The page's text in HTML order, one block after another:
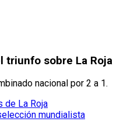
triunfo sobre La Roja
nacional por 2 a 1.
de La Roja
mundialista